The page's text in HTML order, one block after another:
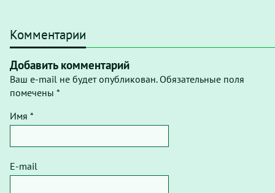
Комментарии
Добавить комментарий
Ваш e-mail не будет опубликован. Обязательные поля
помечены *
Имя *
E-mail